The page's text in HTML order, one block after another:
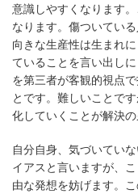
意識しやすくなります
なります。傷ついてい
向きな生産性は生まれ
ていることを言い出し
を第三者が客観的視点
とです。難しいことで
化していくことが解決の
自分自身、気づいてい
イアスと言いますが、
由な発想を妨げます。